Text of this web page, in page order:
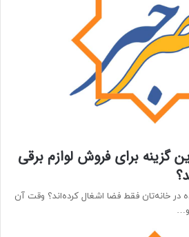
گزینه برای فروش لوازم برقی
در خانه‌تان فقط فضا اشغال کرده‌اند؟ وقت آن
و…